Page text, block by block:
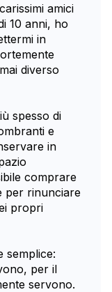
amici
10 anni, ho
in
diverso
spesso di
e
in
comprare
per rinunciare
propri
semplice:
per il
servono.